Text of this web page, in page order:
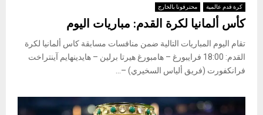
كرة قدم عالمية محترفونا بالخارج
كأس ألمانيا لكرة القدم: مباريات اليوم
تقام اليوم المباريات التالية ضمن منافسات مسابقة كاس ألمانيا لكرة
القدم: 18:00 فرايبورغ – هامبورغ هيرتا برلين – هايدينهايم آينتراخت
فرانكفورت (فريق ألياس السخيري) –...